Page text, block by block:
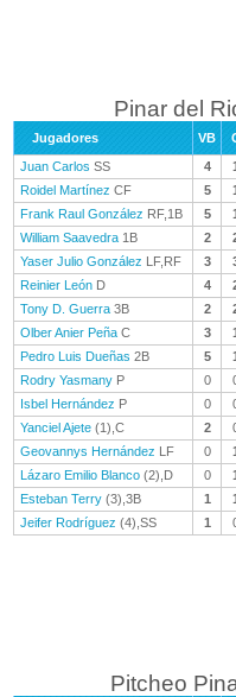
Pinar del
Jugadores VB
Juan Carlos SS 4
Roidel Martínez CF 5
Frank Raul González RF,1B 5
William Saavedra 1B 2
Yaser Julio González LF,RF 3
Reinier León D 4
Tony D. Guerra 3B 2
Olber Anier Peña C 3
Pedro Luis Dueñas 2B 5
Rodry Yasmany P 0
Isbel Hernández P 0
Yanciel Ajete (1),C 2
Geovannys Hernández LF 0
Lázaro Emilio Blanco (2),D 0
Esteban Terry (3),3B 1
Jeifer Rodríguez (4),SS 1
Pitcheo